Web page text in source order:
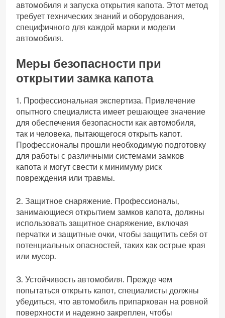
автомобиля и запуска открытия капота. Этот метод
требует технических знаний и оборудования,
специфичного для каждой марки и модели
автомобиля.
Меры безопасности при
открытии замка капота
1. Профессиональная экспертиза. Привлечение
опытного специалиста имеет решающее значение
для обеспечения безопасности как автомобиля,
так и человека, пытающегося открыть капот.
Профессионалы прошли необходимую подготовку
для работы с различными системами замков
капота и могут свести к минимуму риск
повреждения или травмы.
2. Защитное снаряжение. Профессионалы,
занимающиеся открытием замков капота, должны
использовать защитное снаряжение, включая
перчатки и защитные очки, чтобы защитить себя от
потенциальных опасностей, таких как острые края
или мусор.
3. Устойчивость автомобиля. Прежде чем
попытаться открыть капот, специалисты должны
убедиться, что автомобиль припаркован на ровной
поверхности и надежно закреплен, чтобы